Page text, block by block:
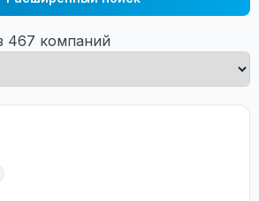
467 компаний